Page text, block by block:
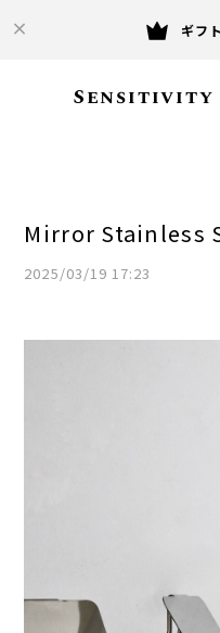
ギフ
Sensitivity
Mirror Stainless
2025/03/19 17:23